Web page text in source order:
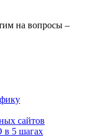
на вопросы –
сайтов
в 5 шагах